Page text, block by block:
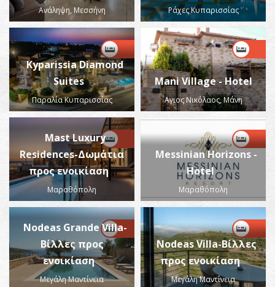
Ανάληψη, Μεσσήνη Ράχες Κυπαρισσίας
Kyparissia Diamond
Suites
Παραλία Κυπαρισσίας
Mani Village - Hotel
Αγιος Νικόλαος, Μάνη
Mast Luxury
Residences-Δωμάτια
προς ενοικίαση
Μαραθόπολη
Messinian Horizons -
Hotel
Μαραθόπολη
Nodeas Grande Villa-
Βίλλες προς
ενοικίαση
Μεγάλη Μαντίνεια
Nodeas Villa-Βίλλες
προς ενοικίαση
Μεγάλη Μαντίνεια